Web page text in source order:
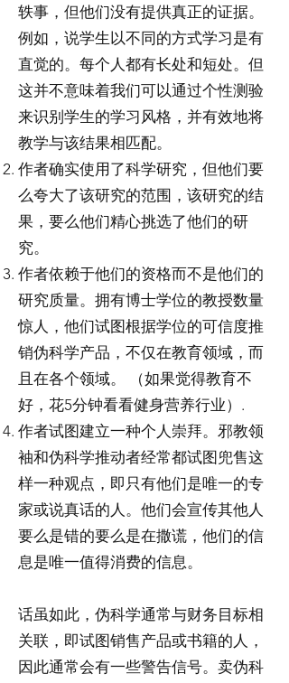
轶事，但他们没有提供真正的证据。
例如，说学生以不同的方式学习是有
直觉的。每个人都有长处和短处。但
这并不意味着我们可以通过个性测验
来识别学生的学习风格，并有效地将
教学与该结果相匹配。
作者确实使用了科学研究，但他们要
么夸大了该研究的范围，该研究的结
果，要么他们精心挑选了他们的研
究。
作者依赖于他们的资格而不是他们的
研究质量。拥有博士学位的教授数量
惊人，他们试图根据学位的可信度推
销伪科学产品，不仅在教育领域，而
且在各个领域。 （如果觉得教育不
好，花5分钟看看健身营养行业）.
作者试图建立一种个人崇拜。邪教领
袖和伪科学推动者经常都试图兜售这
样一种观点，即只有他们是唯一的专
家或说真话的人。他们会宣传其他人
要么是错的要么是在撒谎，他们的信
息是唯一值得消费的信息。
话虽如此，伪科学通常与财务目标相
关联，即试图销售产品或书籍的人，
因此通常会有一些警告信号。卖伪科